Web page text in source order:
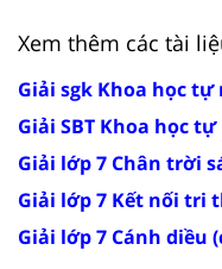
Xem thêm các tài
Giải sgk Khoa học
Giải SBT Khoa học
Giải lớp 7 Chân trời
Giải lớp 7 Kết nối tri
Giải lớp 7 Cánh diều